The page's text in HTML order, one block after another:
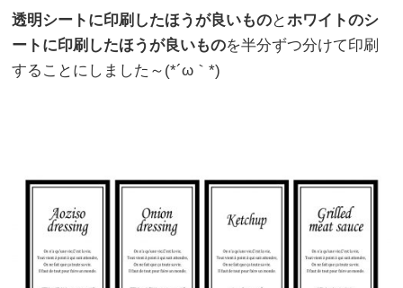
透明シートに印刷したほうが良いものとホワイトのシ
ートに印刷したほうが良いものを半分ずつ分けて印刷
することにしました～(*´ω｀*)